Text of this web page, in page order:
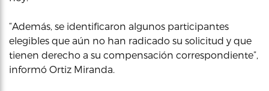
“Además, se identificaron algunos participantes
elegibles que aún no han radicado su solicitud y que
tienen derecho a su compensación correspondiente”,
informó Ortiz Miranda.